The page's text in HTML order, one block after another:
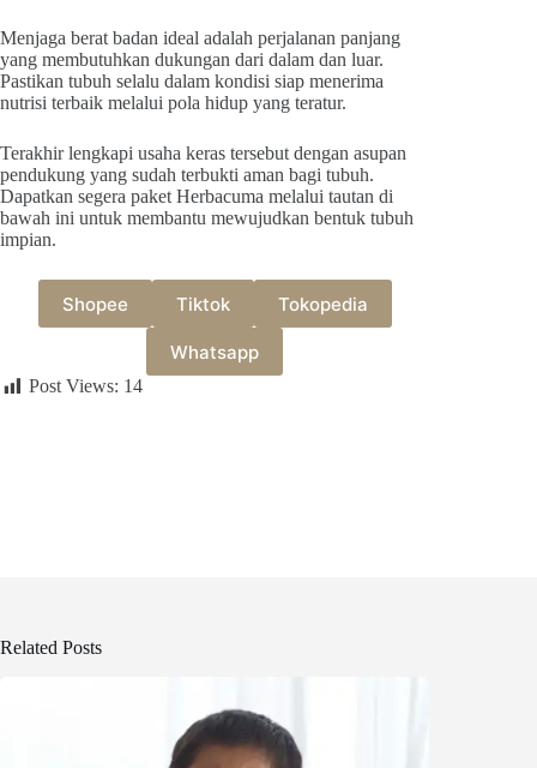
Menjaga berat badan ideal adalah perjalanan panjang
yang membutuhkan dukungan dari dalam dan luar.
Pastikan tubuh selalu dalam kondisi siap menerima
nutrisi terbaik melalui pola hidup yang teratur.
Terakhir lengkapi usaha keras tersebut dengan asupan
pendukung yang sudah terbukti aman bagi tubuh.
Dapatkan segera paket Herbacuma melalui tautan di
bawah ini untuk membantu mewujudkan bentuk tubuh
impian.
Shopee Tiktok Tokopedia
Whatsapp
Post Views: 14
Related Posts